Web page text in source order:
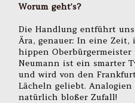
Worum geht’s?
Die Handlung entführt
Ära, genauer: In eine
hippen
Neumann ist ein smarter
und wird von den
Lächeln geliebt.
natürlich bloßer Zufall!